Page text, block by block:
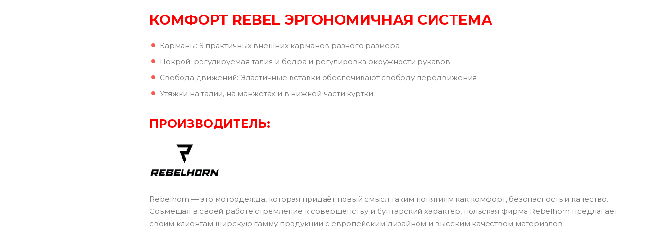
КОМФОРТ REBEL ЭРГОНОМИЧНАЯ СИСТЕМА
Карманы: 6 практичных внешних карманов разного размера
Покрой: регулируемая талия и бедра и регулировка окружности рукавов
Свобода движений: Эластичные вставки обеспечивают свободу передвижения
Утяжки на талии, на манжетах и в нижней части куртки
ПРОИЗВОДИТЕЛЬ:
Rebelhorn — это мотоодежда, которая придаёт новый смысл таким понятиям как комфорт, безопасность и качество.
Совмещая в своей работе стремление к совершенству и бунтарский характер, польская фирма Rebelhorn предлагает
своим клиентам широкую гамму продукции с европейским дизайном и высоким качеством материалов.